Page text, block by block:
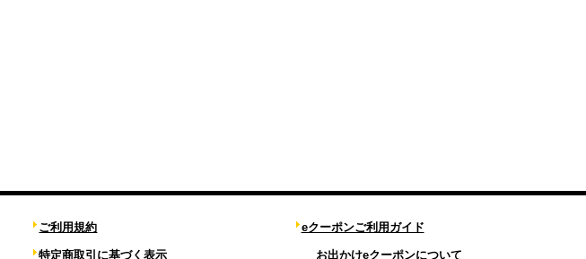
ご利用規約
特定商取引に基づく表示
eクーポンご利用ガイド
お出かけeクーポンについて